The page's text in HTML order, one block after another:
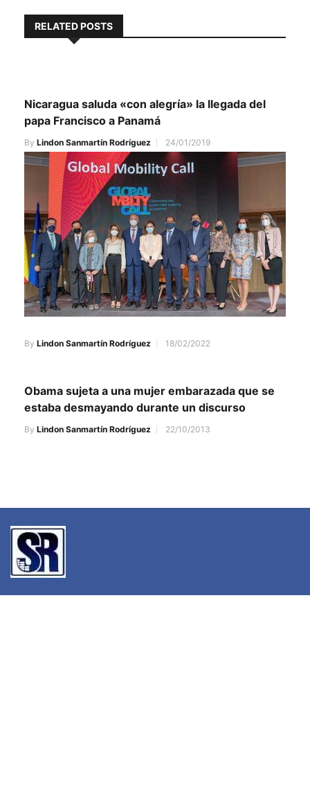
RELATED POSTS
Nicaragua saluda «con alegría» la llegada del
papa Francisco a Panamá
By Lindon Sanmartín Rodríguez 24/01/2019
By Lindon Sanmartín Rodríguez 18/02/2022
Obama sujeta a una mujer embarazada que se
estaba desmayando durante un discurso
By Lindon Sanmartín Rodríguez 22/10/2013